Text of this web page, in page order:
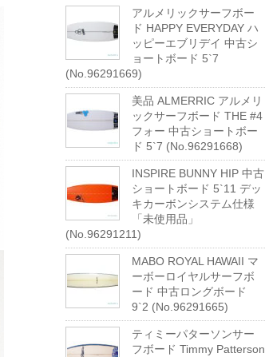
アルメリックサーフボー
ド HAPPY EVERYDAY ハ
ッピーエブリデイ 中古シ
ョートボード 5`7
(No.96291669)
美品 ALMERRIC アルメリ
ックサーフボード THE #4
フォー 中古ショートボー
ド 5`7 (No.96291668)
INSPIRE BUNNY HIP 中古
ショートボード 5`11 デッ
キカーボンシステム仕様
「未使用品」
(No.96291211)
MABO ROYAL HAWAII マ
ーボーロイヤルサーフボ
ード 中古ロングボード
9`2 (No.96291665)
ティミーパターソンサー
フボード Timmy Patterson